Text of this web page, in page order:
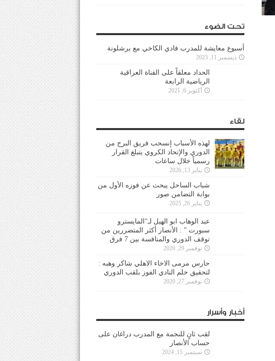
تحت الضوء
أسبوع معايشة للمدرب فادي الكاخي مع برشلونة
ديسمبر 11, 2023
الحداد معلقاً على القناة العراقية
الرياضية الرابعة
أكتوبر 6, 2021
لقاء
لهذه الأسباب إنسحب فريق البرج من
الدوري والإتحاد الكروي يتبلغ القرار
رسمياً خلال ساعات
يناير 13, 2026
شباب الساحل يبحث عن فوزه الأول من
بوابة التضامن صور
يناير 26, 2025
عبد الوهاب ابو الهيل لـ”المايسترو
سبورت ” : الأنصار أكثر المتضررين من
توقف الدوري والمنافسة بين 7 فرق
نوفمبر 29, 2020
حارس مرمى الاخاء الاهلي شاكر وهبه :
لتحقيق حلم النادي الفوز بلقب الدوري
نوفمبر 27, 2020
أخبار وأسرار
لقب ثانٍ للنجمة مع المدرب دراغان على
حساب الأنصار
سبتمبر 15, 2024